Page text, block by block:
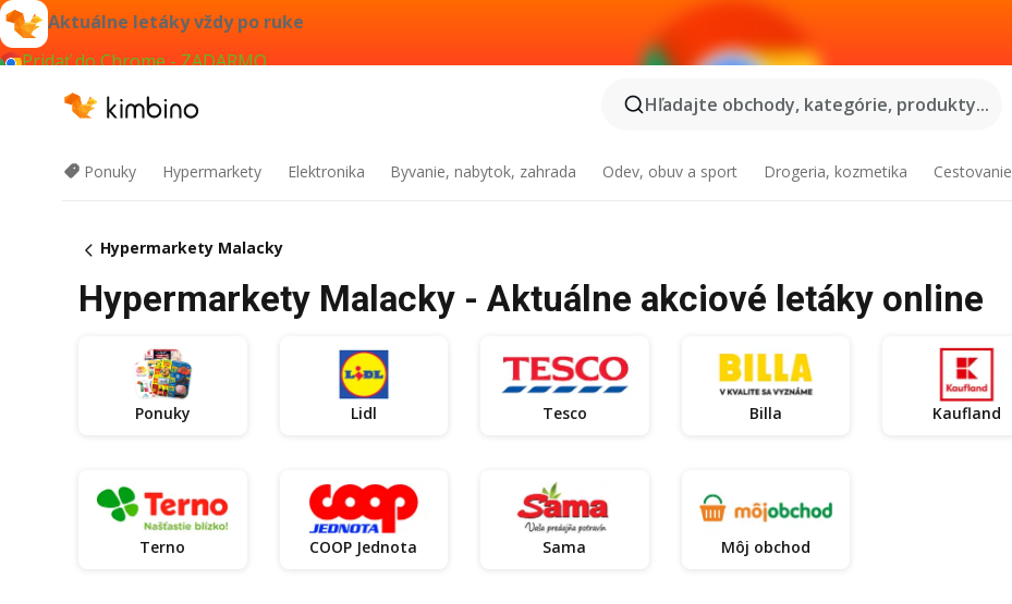
Aktuálne letáky vždy po ruke
Pridať do Chrome - ZADARMO
Hľadajte obchody, kategórie, produkty...
Ponuky Hypermarkety Elektronika Byvanie, nabytok, zahrada Odev, obuv a sport Drogeria, kozmetika Cestovanie
Hypermarkety Malacky
Hypermarkety Malacky - Aktuálne akciové letáky online
Ponuky Lidl Tesco Billa Kaufland
Terno COOP Jednota Sama Môj obchod